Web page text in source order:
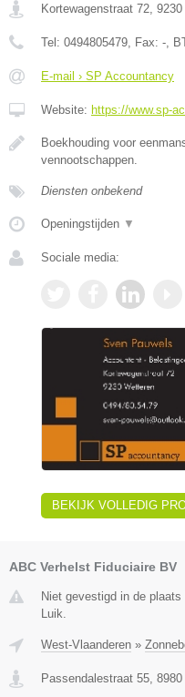
Kortewagenstraat 72 9230
Tel: 0494805479 , Fax: - ,
E-mail › SP Accountancy
Website: https://www.sp-
Boekhouding voor
vennootschappen.
Diensten onbekend
Openingstijden ▼
Sociale media:
BEKIJK VOLLEDIG
ABC Verhelst Fiduciaire BV
Niet gevestigd in de
Luik.
West-Vlaanderen »
Passendalestraat 55 8980